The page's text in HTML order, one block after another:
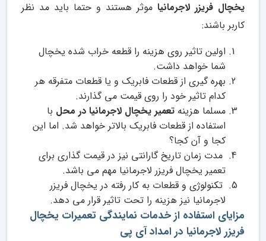
یخچال فریزر لاجرمانیا موثر هستند و حتما باید مد نظر
کاربر باشند:
اولین تاثیر روی هزینه را قطعه خراب شده یخچال
شما خواهد داشت.
بهره گیری از قطعات فابریک و یا قطعات متفرقه هر
کدام تاثیر خود را روی قیمت می گذارند.
مسلما هزینه تعمیر یخچال لاجرمانیا در محل با
استفاده از قطعات فابریک بالاتر خواهد شد. اما این
کجا و آن کجا؟
مدت زمان تاریخ گارانتی نیز در قیمت گذاری برای
تعمیر یخچال فریزر لاجرمانیا مهم می باشد.
تکنولوژی و قطعات به کار رفته در یخچال فریزر
لاجرمانیا نیز هزینه را تحت تاثیر قرار می دهد.
مزایای استفاده از خدمات نمایندگی تعمیرات یخچال
فریزر لاجرمانیا در امداد آی پی